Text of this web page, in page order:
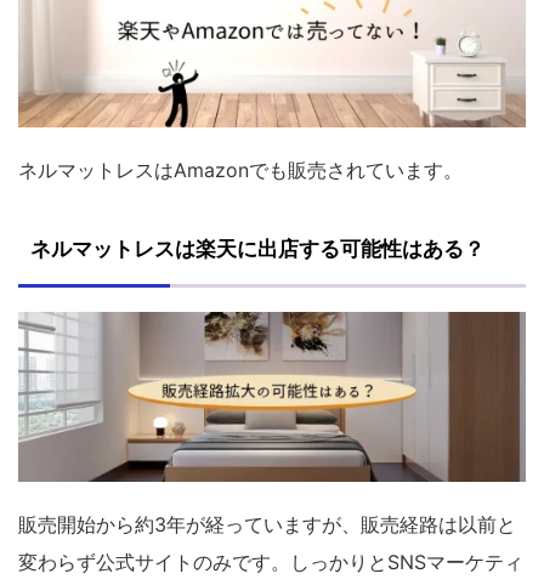
ネルマットレスはAmazonでも販売されています。
ネルマットレスは楽天に出店する可能性はある？
販売開始から約3年が経っていますが、販売経路は以前と
変わらず公式サイトのみです。しっかりとSNSマーケティ